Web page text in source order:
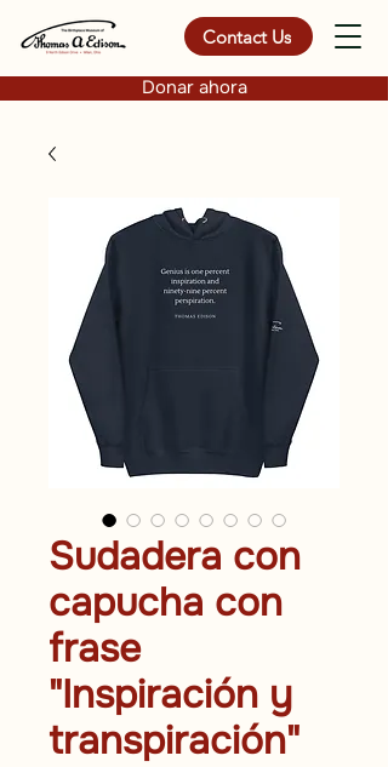
Contact Us
Donar ahora
Sudadera con
capucha con
frase
"Inspiración y
transpiración"